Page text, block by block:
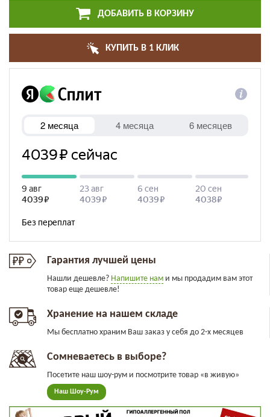
ДОБАВИТЬ В КОРЗИНУ
КУПИТЬ В 1 КЛИК
Гарантия лучшей цены
Нашли дешевле? Напишите нам и мы продадим вам этот
товар еще дешевле!
Хранение на нашем складе
Мы бесплатно храним Ваш заказ у себя до 2-х месяцев
Сомневаетесь в выборе?
Посетите наш шоу-рум и посмотрите товар «в живую»
Наш Шоу-Рум